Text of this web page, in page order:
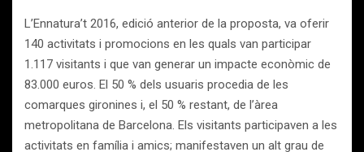
L’Ennatura’t 2016, edició anterior de la proposta, va oferir
140 activitats i promocions en les quals van participar
1.117 visitants i que van generar un impacte econòmic de
83.000 euros. El 50 % dels usuaris procedia de les
comarques gironines i, el 50 % restant, de l’àrea
metropolitana de Barcelona. Els visitants participaven a les
activitats en família i amics; manifestaven un alt grau de